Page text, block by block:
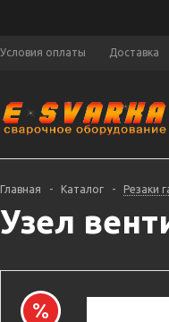
Условия оплаты Доставка
Главная - Каталог - Резаки
Узел